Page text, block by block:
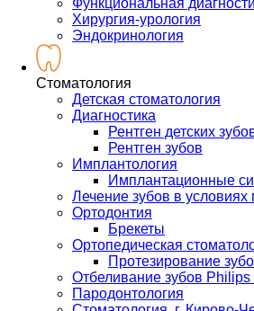
Функциональная
Хирургия-урология
Эндокринология
Стоматология
Детская стоматология
Диагностика
Рентген детских
Рентген зубов
Имплантология
Имплантационные
Лечение зубов в условиях
Ортодонтия
Брекеты
Ортопедическая
Протезирование
Отбеливание зубов Philips
Пародонтология